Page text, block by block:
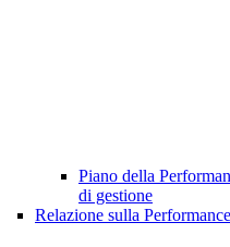
Piano della
di gestione
Relazione sulla Performance